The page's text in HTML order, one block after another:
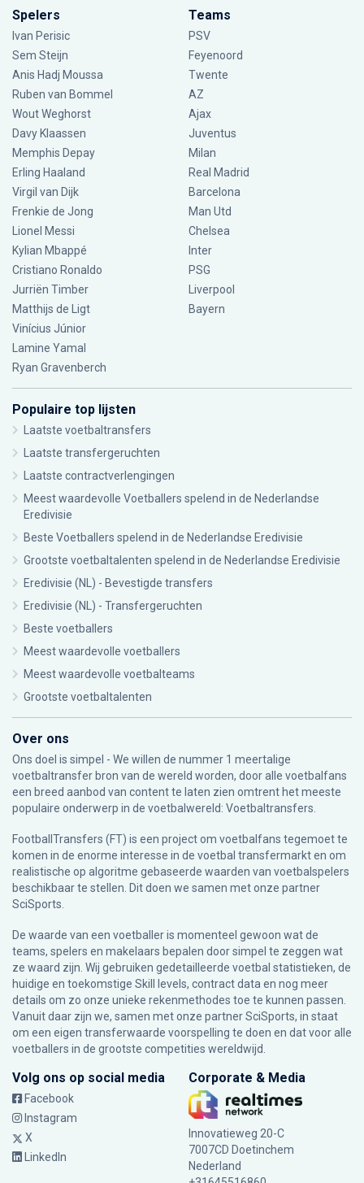
Spelers
Ivan Perisic
Sem Steijn
Anis Hadj Moussa
Ruben van Bommel
Wout Weghorst
Davy Klaassen
Memphis Depay
Erling Haaland
Virgil van Dijk
Frenkie de Jong
Lionel Messi
Kylian Mbappé
Cristiano Ronaldo
Jurriën Timber
Matthijs de Ligt
Vinícius Júnior
Lamine Yamal
Ryan Gravenberch
Teams
PSV
Feyenoord
Twente
AZ
Ajax
Juventus
Milan
Real Madrid
Barcelona
Man Utd
Chelsea
Inter
PSG
Liverpool
Bayern
Populaire top lijsten
Laatste voetbaltransfers
Laatste transfergeruchten
Laatste contractverlengingen
Meest waardevolle Voetballers spelend in de Nederlandse
Eredivisie
Beste Voetballers spelend in de Nederlandse Eredivisie
Grootste voetbaltalenten spelend in de Nederlandse Eredivisie
Eredivisie (NL) - Bevestigde transfers
Eredivisie (NL) - Transfergeruchten
Beste voetballers
Meest waardevolle voetballers
Meest waardevolle voetbalteams
Grootste voetbaltalenten
Over ons
Ons doel is simpel - We willen de nummer 1 meertalige
voetbaltransfer bron van de wereld worden, door alle voetbalfans
een breed aanbod van content te laten zien omtrent het meeste
populaire onderwerp in de voetbalwereld: Voetbaltransfers.
FootballTransfers (FT) is een project om voetbalfans tegemoet te
komen in de enorme interesse in de voetbal transfermarkt en om
realistische op algoritme gebaseerde waarden van voetbalspelers
beschikbaar te stellen. Dit doen we samen met onze partner
SciSports
De waarde van een voetballer is momenteel gewoon wat de
teams, spelers en makelaars bepalen door simpel te zeggen wat
ze waard zijn. Wij gebruiken gedetailleerde voetbal statistieken, de
huidige en toekomstige Skill levels, contract data en nog meer
details om zo onze unieke rekenmethodes toe te kunnen passen.
Vanuit daar zijn we, samen met onze partner SciSports, in staat
om een eigen transferwaarde voorspelling te doen en dat voor alle
voetballers in de grootste competities wereldwijd.
Volg ons op social media
Facebook
Instagram
X
LinkedIn
Corporate & Media
Innovatieweg 20-C
7007CD Doetinchem
Nederland